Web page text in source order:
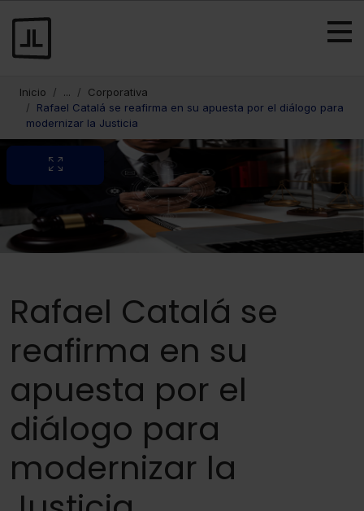
Inicio ...
Corporativa
Rafael Catalá se reafirma en su apuesta por el diálogo para
modernizar la Justicia
Rafael Catalá se
reafirma en su
apuesta por el
diálogo para
modernizar la